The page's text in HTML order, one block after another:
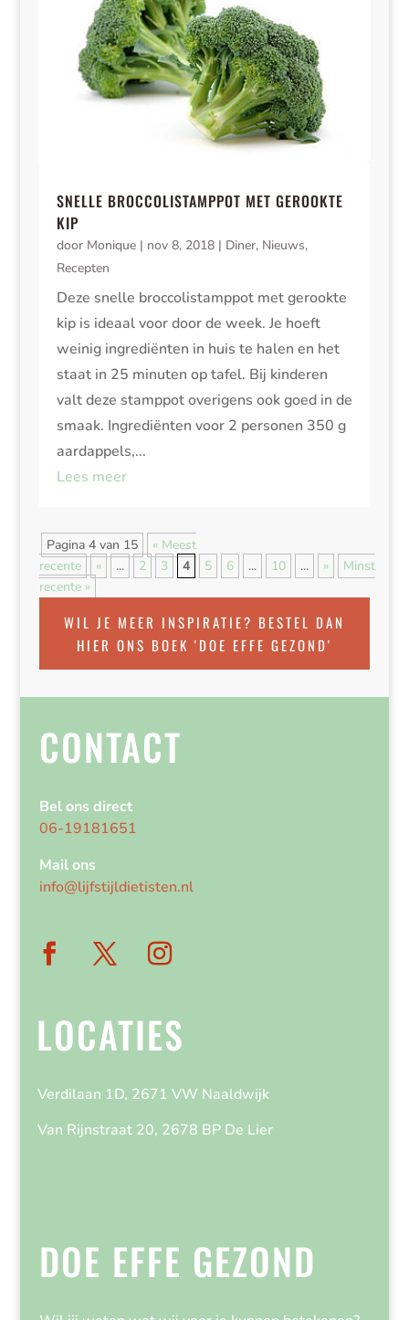
SNELLE BROCCOLISTAMPPOT MET GEROOKTE
KIP
door Monique| nov 8, 2018| Diner, Nieuws,
Recepten
Deze snelle broccolistamppot met gerookte
kip is ideaal voor door de week. Je hoeft
weinig ingrediënten in huis te halen en het
staat in 25 minuten op tafel. Bij kinderen
valt deze stamppot overigens ook goed in de
smaak. Ingrediënten voor 2 personen 350 g
aardappels,...
Lees meer
Pagina 4 van 15
« Meest
recente
« ... 2 3 4 5 6 ... 10 ... »
Minst
recente »
WIL JE MEER INSPIRATIE? BESTEL DAN
HIER ONS BOEK 'DOE EFFE GEZOND'
CONTACT
Bel ons direct
06-19181651
Mail ons
info@lijfstijldietisten.nl
LOCATIES
Verdilaan 1D, 2671 VW Naaldwijk
Van Rijnstraat 20, 2678 BP De Lier
DOE EFFE GEZOND